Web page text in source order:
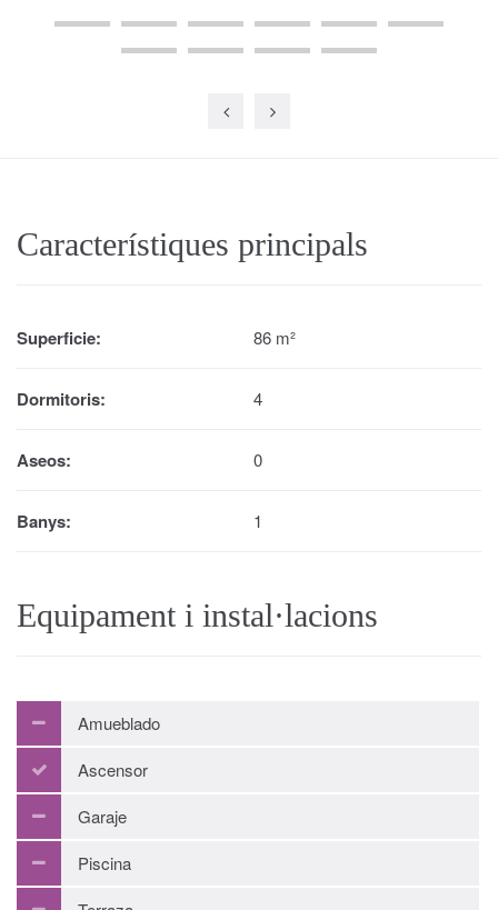
Característiques principals
Superficie: 86 m²
Dormitoris: 4
Aseos: 0
Banys: 1
Equipament i instal·lacions
Amueblado
Ascensor
Garaje
Piscina